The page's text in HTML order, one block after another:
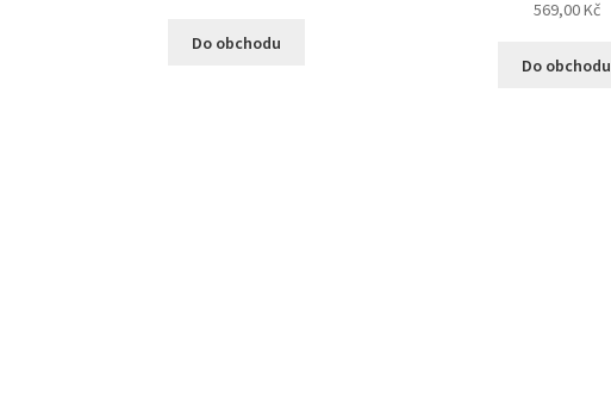
Do obchodu
569,00Kč
Do obchodu